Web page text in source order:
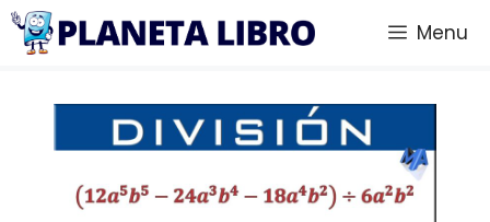
Saltar
Menu